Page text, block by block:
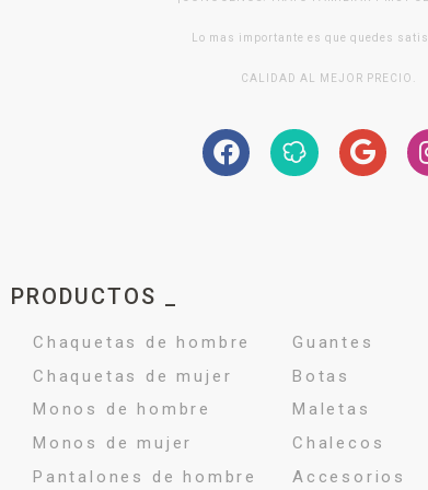
Lo mas importante es que quedes
CALIDAD AL MEJOR PRECIO.
PRODUCTOS _
Chaquetas de hombre
Chaquetas de mujer
Monos de hombre
Monos de mujer
Pantalones de hombre
Guantes
Botas
Maletas
Chalecos
Accesorios